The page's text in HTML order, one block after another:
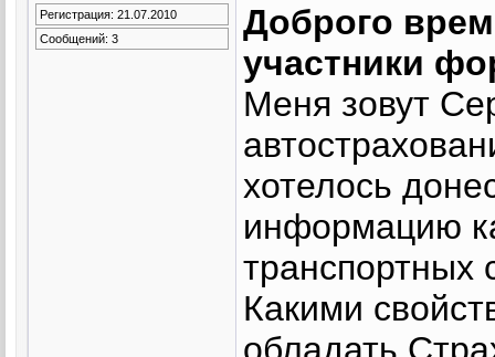
Регистрация: 21.07.2010
Сообщений: 3
Доброго
участники
Меня зовут
хотелось
информацию
транспортных
Какими